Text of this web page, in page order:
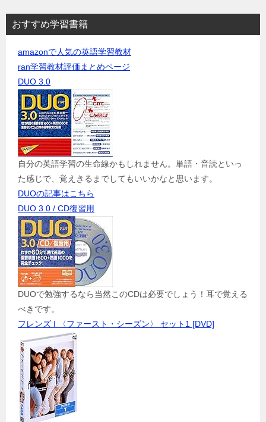
おすすめ学習書籍
amazonで人気の英語学習教材
ran学習教材評価まとめページ
DUO 3.0
自分の英語学習の生命線かもしれません。単語・音読といっ
た感じで、覚えきるまでしてもいいかなと思います。
DUOの記事はこちら
DUO 3.0 / CD復習用
DUOで勉強するなら当然このCDは必要でしょう！耳で覚える
べきです。
フレンズ I 〈ファースト・シーズン〉 セット1 [DVD]